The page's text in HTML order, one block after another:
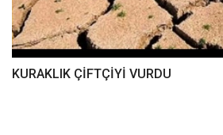
KURAKLIK ÇİFTÇİYİ VURDU